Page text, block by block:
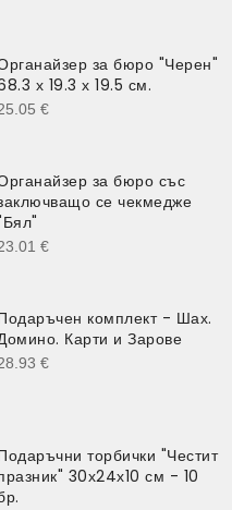
за бюро "Черен"
х 19.3 х 19.5 см.
€
за бюро със
се чекмедже
€
комплект - Шах.
Карти и Зарове
€
торбички "Честит
30х24х10 см - 10